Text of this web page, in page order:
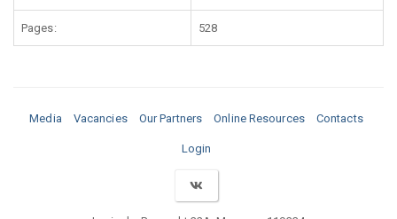
Pages: 528
Media Vacancies Our Partners Online Resources Contacts
Login